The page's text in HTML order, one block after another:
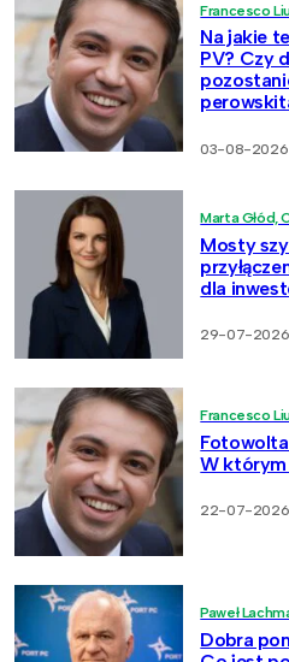
Francesco
Na jakie
PV? Czy
03-08-2026
Marta Głód,
Mosty
dla
29-07-2026
Francesco
W którym
22-07-2026
Paweł
Dobra